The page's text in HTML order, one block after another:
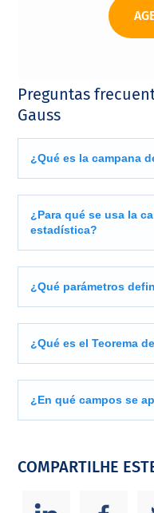
Preguntas
Gauss
¿Qué es la campana
¿Para qué se usa la
estadística?
¿Qué parámetros
¿Qué es el Teorema
¿En qué campos se
COMPARTILHE